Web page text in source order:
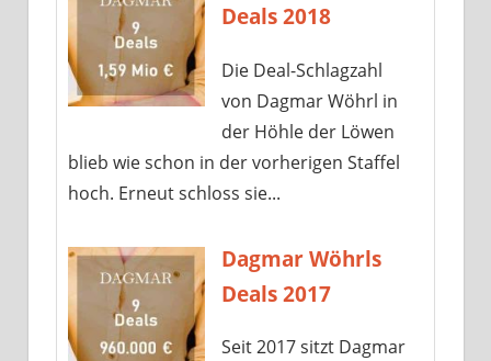
Deals 2018
Die Deal-Schlagzahl
von Dagmar Wöhrl in
der Höhle der Löwen
blieb wie schon in der vorherigen Staffel
hoch. Erneut schloss sie...
Dagmar Wöhrls
Deals 2017
Seit 2017 sitzt Dagmar